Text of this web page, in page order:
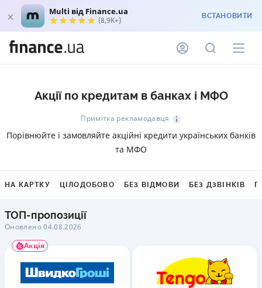
Multi від Finance.ua
(8,9K+) ВСТАНОВИТИ
Акції по кредитам в банках і МФО
Примітка рекламодавця
Порівнюйте і замовляйте акційні кредити українських банків
та МФО
НА КАРТКУ ЦІЛОДОБОВО БЕЗ ВІДМОВИ БЕЗ ДЗВІНКІВ
ТОП-пропозиції
Оновлено 04.08.2026
Акція